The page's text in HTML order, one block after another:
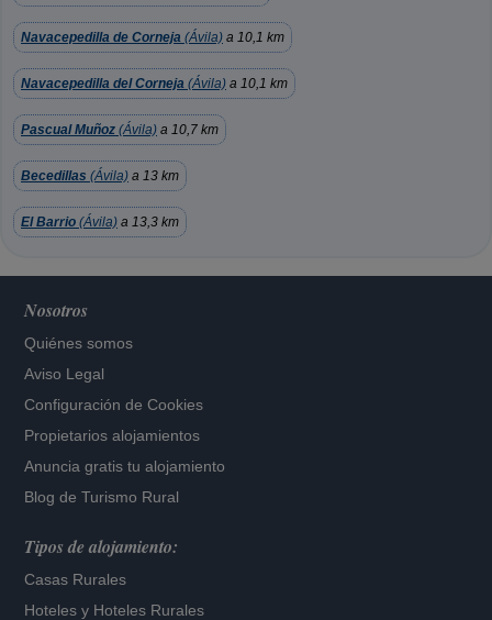
Navacepedilla de Corneja (Ávila) a 10,1 km
Navacepedilla del Corneja (Ávila) a 10,1 km
Pascual Muñoz (Ávila) a 10,7 km
Becedillas (Ávila) a 13 km
El Barrio (Ávila) a 13,3 km
Nosotros
Quiénes somos
Aviso Legal
Configuración de Cookies
Propietarios alojamientos
Anuncia gratis tu alojamiento
Blog de Turismo Rural
Tipos de alojamiento:
Casas Rurales
Hoteles y Hoteles Rurales